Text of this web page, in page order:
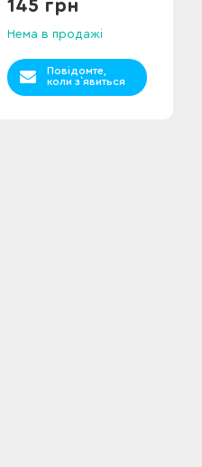
145 грн
Нема в продажі
Повідомте,
коли з`явиться